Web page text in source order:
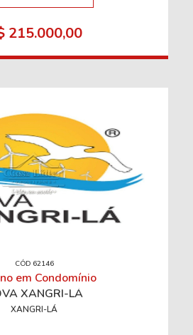
215.000,00
CÓD 62146
em Condomínio
XANGRI-LÁ
XANGRI-LÁ